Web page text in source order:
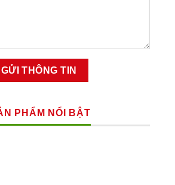
PHẨM NỔI BẬT